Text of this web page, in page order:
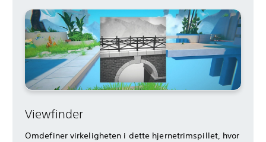
Viewfinder
Omdefiner virkeligheten i dette hjernetrimspillet, hvor